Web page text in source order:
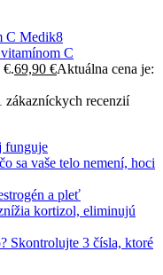
C
€.69,90 €Aktuálna cena je:
zákazníckych recenzií
funguje
sa vaše telo nemení, hoci
a pleť
kortizol, eliminujú
Skontrolujte 3 čísla, ktoré